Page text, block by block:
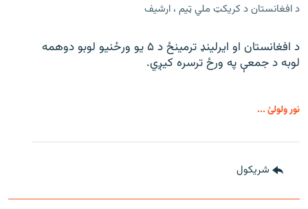
د افغانستان د کریکټ ملي ټیم ، ارشیف
د افغانستان او ایرلینډ ترمینځ د ۵ یو ورځنیو لوبو دوهمه
لوبه د جمعې په ورځ ترسره کیږي.
نور ولولئ ...
شريکول